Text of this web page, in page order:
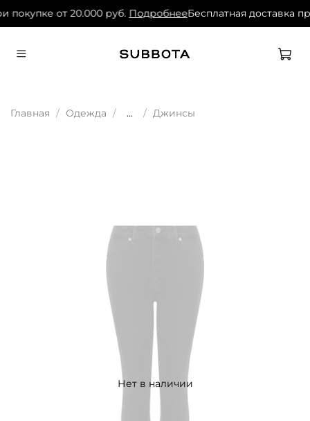
покупке от 20.000 руб. ПодробнееБесплатная доставка
Главная Одежда ... Джинсы
Нет в наличии